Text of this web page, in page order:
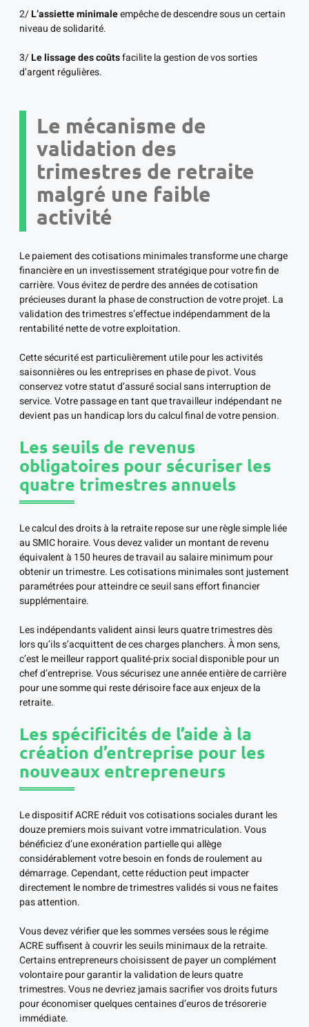
2/L’assiette minimaleempêche de descendre sous un certain
niveau de solidarité.
3/Le lissage des coûtsfacilite la gestion de vos sorties
d’argent régulières.
Le mécanisme de
validation des
trimestres de retraite
malgré une faible
activité
Le paiement des cotisations minimales transforme une charge
financière en un investissement stratégique pour votre fin de
carrière. Vous évitez de perdre des années de cotisation
précieuses durant la phase de construction de votre projet. La
validation des trimestres s’effectue indépendamment de la
rentabilité nette de votre exploitation.
Cette sécurité est particulièrement utile pour les activités
saisonnières ou les entreprises en phase de pivot. Vous
conservez votre statut d’assuré social sans interruption de
service. Votre passage en tant que travailleur indépendant ne
devient pas un handicap lors du calcul final de votre pension.
Les seuils de revenus
obligatoires pour sécuriser les
quatre trimestres annuels
Le calcul des droits à la retraite repose sur une règle simple liée
au SMIC horaire. Vous devez valider un montant de revenu
équivalent à 150 heures de travail au salaire minimum pour
obtenir un trimestre. Les cotisations minimales sont justement
paramétrées pour atteindre ce seuil sans effort financier
supplémentaire.
Les indépendants valident ainsi leurs quatre trimestres dès
lors qu’ils s’acquittent de ces charges planchers. À mon sens,
c’est le meilleur rapport qualité-prix social disponible pour un
chef d’entreprise. Vous sécurisez une année entière de carrière
pour une somme qui reste dérisoire face aux enjeux de la
retraite.
Les spécificités de l’aide à la
création d’entreprise pour les
nouveaux entrepreneurs
Le dispositif ACRE réduit vos cotisations sociales durant les
douze premiers mois suivant votre immatriculation. Vous
bénéficiez d’une exonération partielle qui allège
considérablement votre besoin en fonds de roulement au
démarrage. Cependant, cette réduction peut impacter
directement le nombre de trimestres validés si vous ne faites
pas attention.
Vous devez vérifier que les sommes versées sous le régime
ACRE suffisent à couvrir les seuils minimaux de la retraite.
Certains entrepreneurs choisissent de payer un complément
volontaire pour garantir la validation de leurs quatre
trimestres. Vous ne devriez jamais sacrifier vos droits futurs
pour économiser quelques centaines d’euros de trésorerie
immédiate.